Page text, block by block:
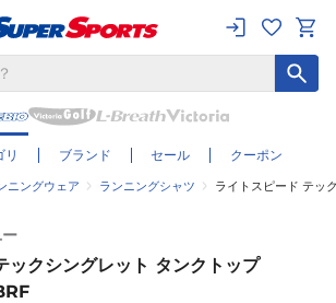
リ ブランド セール クーポン
ニングウェア ランニングシャツ ライトスピード テッ
ックシングレット タンクトップ